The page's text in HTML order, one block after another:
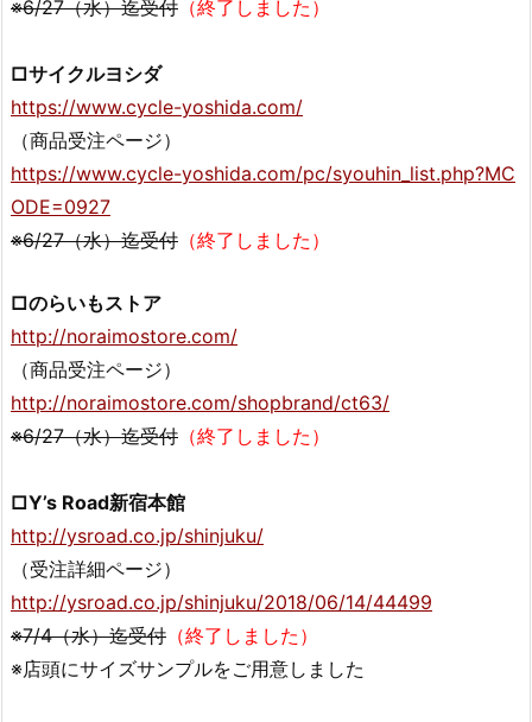
※6/27（水）迄受付 （終了しました）
□サイクルヨシダ
https://www.cycle-yoshida.com/
（商品受注ページ）
https://www.cycle-yoshida.com/pc/syouhin_list.php?MC
ODE=0927
※6/27（水）迄受付 （終了しました）
□のらいもストア
http://noraimostore.com/
（商品受注ページ）
http://noraimostore.com/shopbrand/ct63/
※6/27（水）迄受付 （終了しました）
□Y’s Road新宿本館
http://ysroad.co.jp/shinjuku/
（受注詳細ページ）
http://ysroad.co.jp/shinjuku/2018/06/14/44499
※7/4（水）迄受付 （終了しました）
※店頭にサイズサンプルをご用意しました